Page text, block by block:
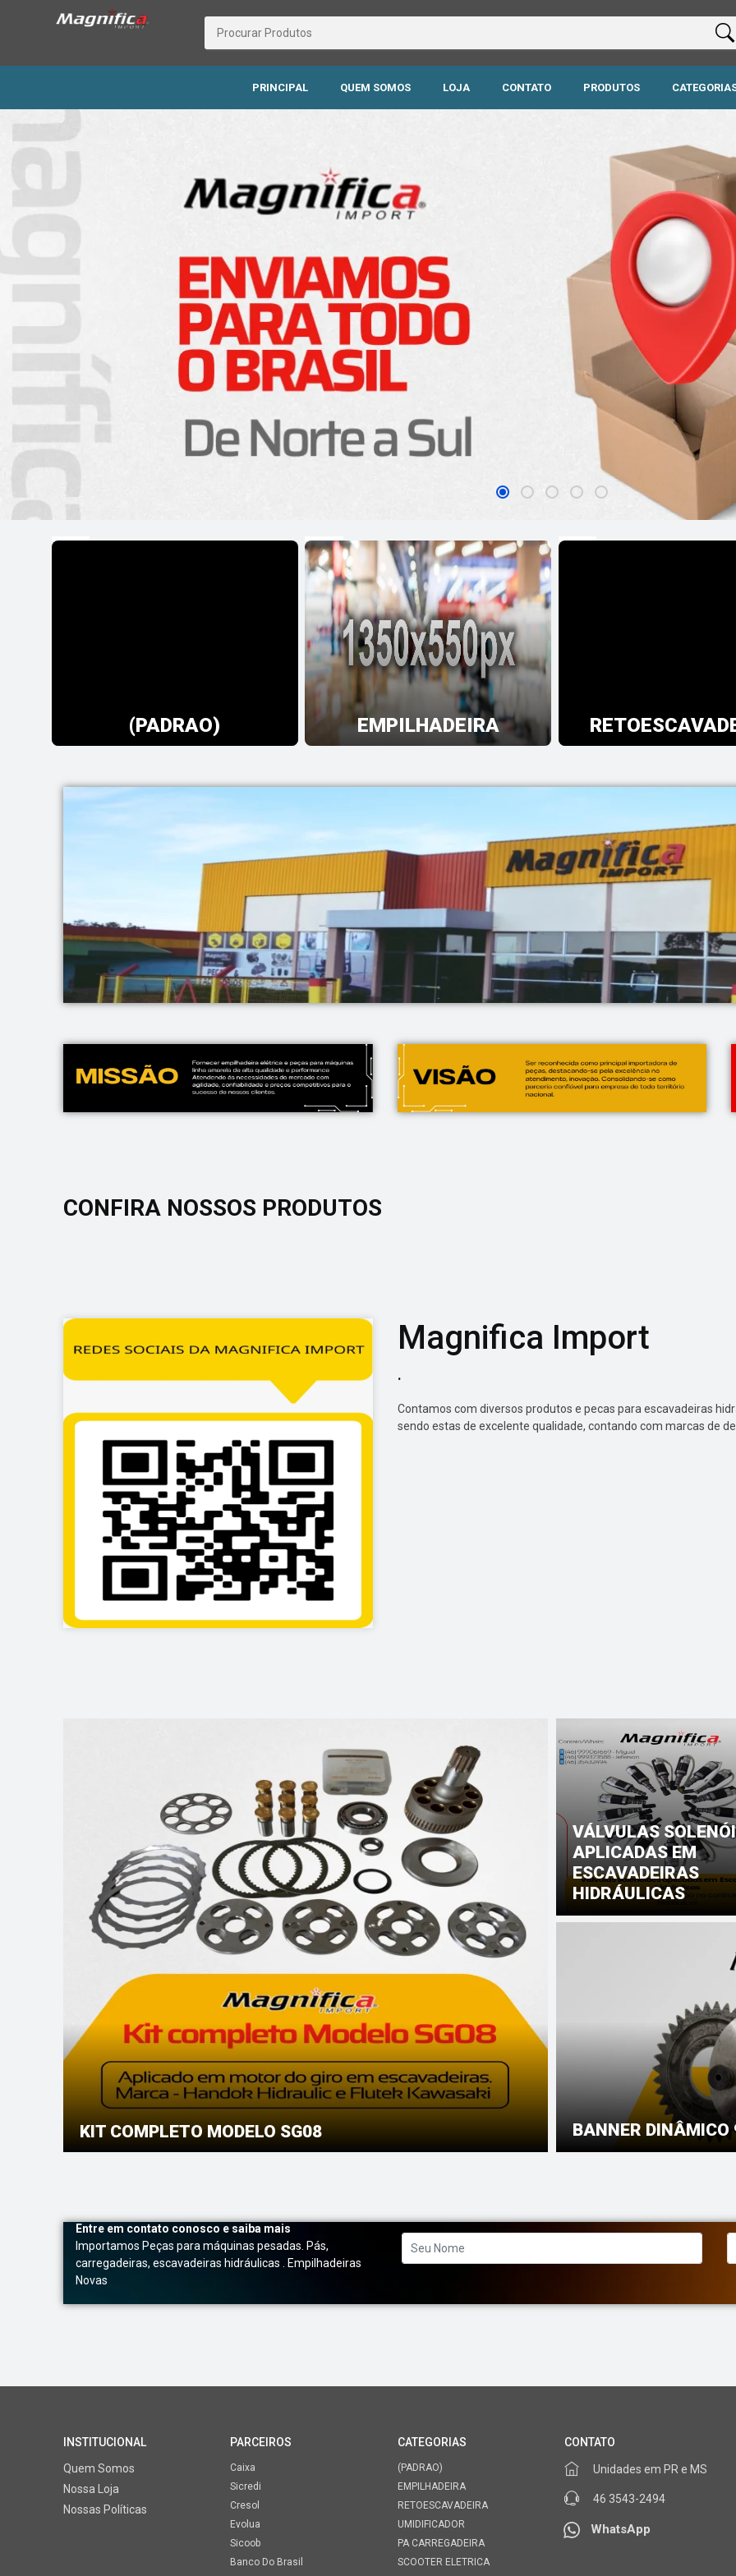
PRINCIPAL QUEM SOMOS LOJA CONTATO PRODUTOS
(PADRAO) EMPILHADEIRA
CONFIRA NOSSOS PRODUTOS
Magnifica Import
.
Contamos com diversos produtos e pecas para escavadeiras
sendo estas de excelente qualidade, contando com marcas de
KIT COMPLETO MODELO SG08
VÁLVULAS
APLICADAS EM
ESCAVADEIRAS
HIDRÁULICAS
BANNER DINÂMICO
Entre em contato conosco e saiba mais
Importamos Peças para máquinas pesadas. Pás,
carregadeiras, escavadeiras hidráulicas . Empilhadeiras
Novas
INSTITUCIONAL
Quem Somos
Nossa Loja
Nossas Políticas
PARCEIROS
Caixa
Sicredi
Cresol
Evolua
Sicoob
Banco Do Brasil
CATEGORIAS
(PADRAO)
EMPILHADEIRA
RETOESCAVADEIRA
UMIDIFICADOR
PA CARREGADEIRA
SCOOTER ELETRICA
CONTATO
Unidades em PR e MS
46 3543-2494
WhatsApp